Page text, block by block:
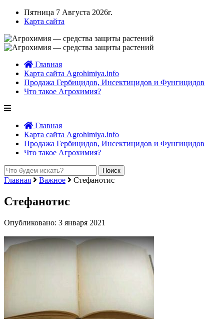
Пятница 7 Августа 2026г.
Карта сайта
Главная
Карта сайта Agrohimiya.info
Продажа Гербицидов, Инсектицидов и Фунгицидов
Что такое Агрохимия?
Главная
Карта сайта Agrohimiya.info
Продажа Гербицидов, Инсектицидов и Фунгицидов
Что такое Агрохимия?
Главная Важное Стефанотис
Стефанотис
Опубликовано: 3 января 2021